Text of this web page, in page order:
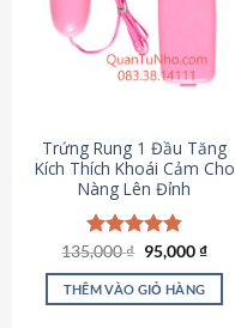
Trứng Rung 1 Đầu Tăng
Kích Thích Khoái Cảm Cho
Nàng Lên Đỉnh
Được xếp
hạng4.87
5 sao
135,000₫ Giá
gốc
là:
135,000 ₫.
95,000₫Giá
tại
THÊM VÀO GIỎ HÀNG